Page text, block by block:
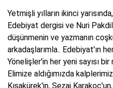
Yetmişli yılların ikinci
Edebiyat dergisi ve Nuri
düşünmenin ve yazmanın
arkadaşlarımla.. Edebiyat'ın
Yönelişler'in her yeni sayısı
Elimize aldığımızda
Kısakürek'in, Sezai